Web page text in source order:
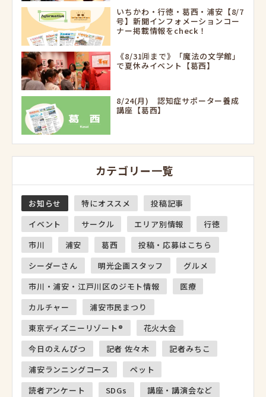
いちかわ・行徳・葛西・浦安【8/7
号】新聞インフォメーションコー
ナー掲載情報をcheck！
《8/31㈪まで》「魔法の文学館」
で夏休みイベント【葛西】
8/24(月) 認知症サポーター養成
講座【葛西】
カテゴリー一覧
お知らせ 特にオススメ
投稿記事
イベント
サークル エリア別情報
行徳
市川
浦安 葛西
投稿・応募はこちら
シーダーさん
明光企画スタッフ
グルメ
市川・浦安・江戸川区のジモト情報
医療
カルチャー
浦安市民まつり
東京ディズニーリゾート®
花火大会
今日のえんぴつ
記者 佐々木
記者みちこ
浦安ランニングコース
ペット
読者アンケート
SDGs
講座・講演会など